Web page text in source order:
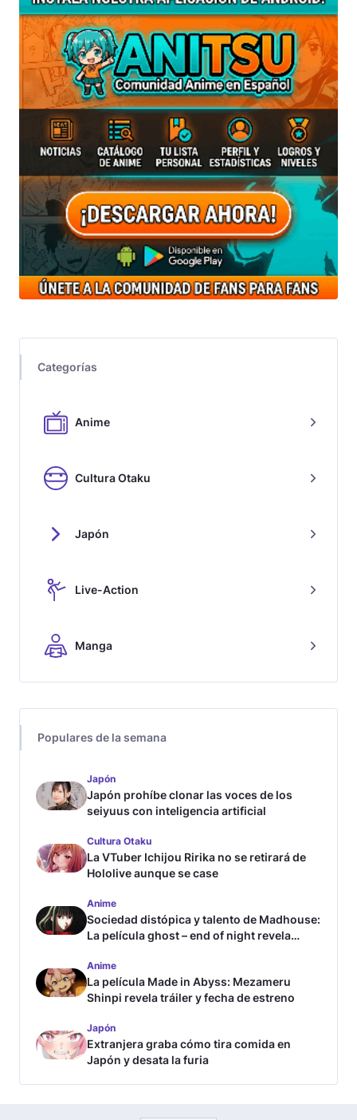
Categorías
Anime
Cultura Otaku
Japón
Live-Action
Manga
Populares de la semana
Japón
Japón prohíbe clonar las voces de los
seiyuus con inteligencia artificial
Cultura Otaku
La VTuber Ichijou Ririka no se retirará de
Hololive aunque se case
Anime
Sociedad distópica y talento de Madhouse:
La película ghost – end of night revela
Anime
La película Made in Abyss: Mezameru
Shinpi revela tráiler y fecha de estreno
Japón
Extranjera graba cómo tira comida en
Japón y desata la furia